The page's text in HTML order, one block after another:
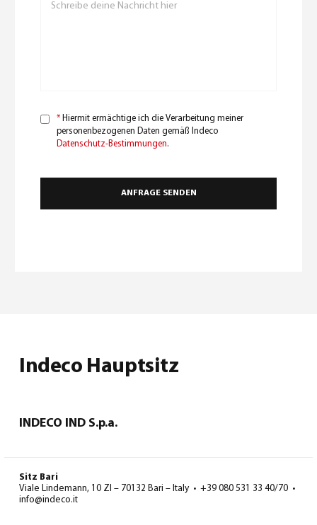
* Hiermit ermächtige ich die Verarbeitung meiner
personenbezogenen Daten gemäß Indeco
Datenschutz-Bestimmungen.
Indeco Hauptsitz
INDECO IND S.p.a.
Sitz Bari
Viale Lindemann, 10 ZI – 70132 Bari – Italy • +39 080 531 33 40/70 •
info@indeco.it